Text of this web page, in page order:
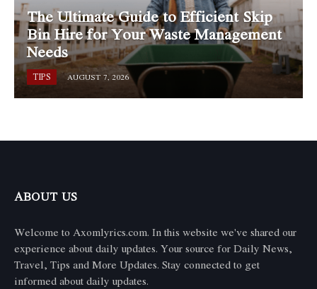
The Ultimate Guide to Efficient Skip
Bin Hire for Your Waste Management
Needs
TIPS AUGUST 7, 2026
ABOUT US
Welcome to Axomlyrics.com. In this website we've shared our
experience about daily updates. Your source for Daily News,
Travel, Tips and More Updates. Stay connected to get
informed about daily updates.